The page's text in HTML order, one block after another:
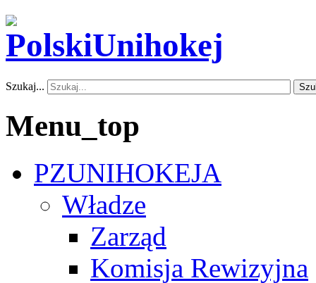
Szukaj...
Menu_top
PZUNIHOKEJA
Władze
Zarząd
Komisja Rewizyjna